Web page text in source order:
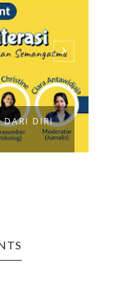
DARI DIRI